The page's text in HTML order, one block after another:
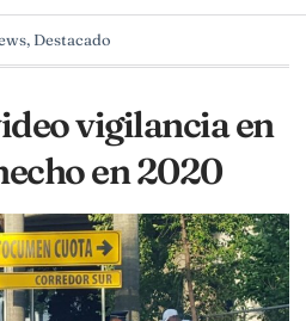
, Destacado
vigilancia en
en 2020